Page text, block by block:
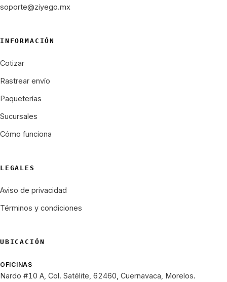
soporte@ziyego.mx
INFORMACIÓN
Cotizar
Rastrear envío
Paqueterías
Sucursales
Cómo funciona
LEGALES
Aviso de privacidad
Términos y condiciones
UBICACIÓN
OFICINAS
Nardo #10 A, Col. Satélite, 62460, Cuernavaca, Morelos.